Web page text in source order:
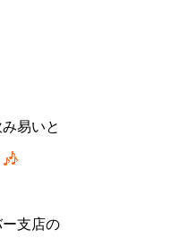
易いと
支店の